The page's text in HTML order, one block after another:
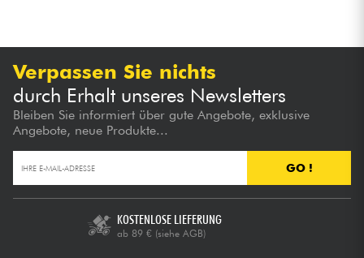
Verpassen Sie nichts
durch Erhalt unseres Newsletters
Bleiben Sie informiert über gute Angebote, exklusive
Angebote, neue Produkte...
GO !
KOSTENLOSE LIEFERUNG
ab 89 € (siehe AGB)